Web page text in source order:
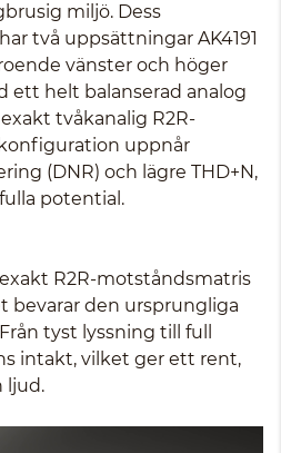
miljö. Dess
två uppsättningar AK4191
vänster och höger
ett helt balanserad analog
tvåkanalig R2R-
uppnår
(DNR) och lägre THD+N,
potential.
R2R-motståndsmatris
bevarar den ursprungliga
tyst lyssning till full
intakt, vilket ger ett rent,
ljud.